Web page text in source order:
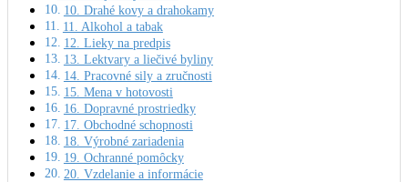
10. Drahé kovy a drahokamy
11. Alkohol a tabak
12. Lieky na predpis
13. Lektvary a liečivé byliny
14. Pracovné sily a zručnosti
15. Mena v hotovosti
16. Dopravné prostriedky
17. Obchodné schopnosti
18. Výrobné zariadenia
19. Ochranné pomôcky
20. Vzdelanie a informácie